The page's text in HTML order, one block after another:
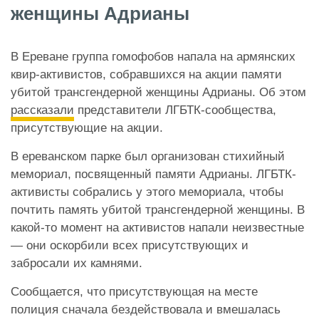
женщины Адрианы
В Ереване группа гомофобов напала на армянских
квир-активистов, собравшихся на акции памяти
убитой трансгендерной женщины Адрианы. Об этом
рассказали представители ЛГБТК-сообщества,
присутствующие на акции.
В ереванском парке был организован стихийный
мемориал, посвященный памяти Адрианы. ЛГБТК-
активисты собрались у этого мемориала, чтобы
почтить память убитой трансгендерной женщины. В
какой-то момент на активистов напали неизвестные
— они оскорбили всех присутствующих и
забросали их камнями.
Сообщается, что присутствующая на месте
полиция сначала бездействовала и вмешалась